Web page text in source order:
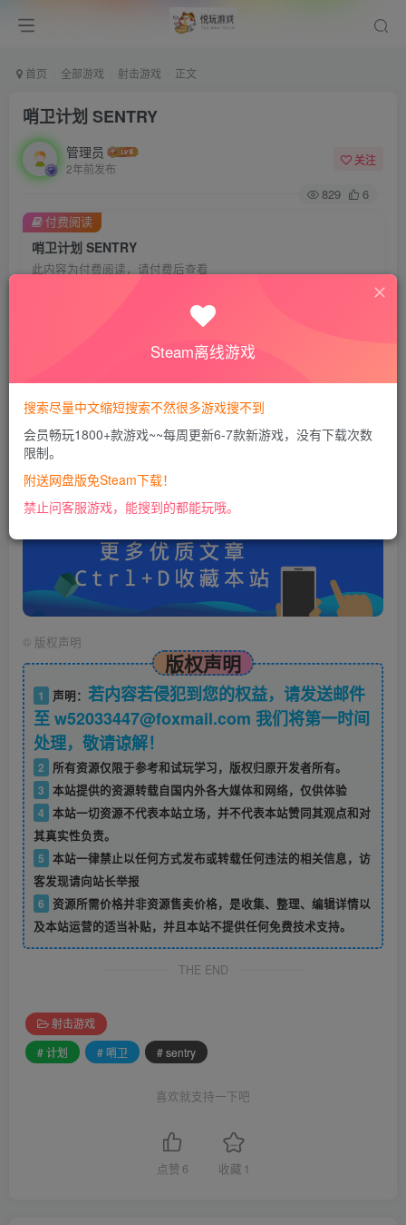
首页 全部游戏 射击游戏 正文
哨卫计划 SENTRY
管理员
2年前发布
关注
829 6
哨卫计划 SENTRY
此内容为付费阅读，请付费后查看
开通会员
付费阅读
账号密码错误或需要验证码，进售后扣裙1050974489
使用教程：
https://docs.qq.com/doc/DU0VHUUFRS2xDa1Jp
© 版权声明
版权声明
1 声明： 若内容若侵犯到您的权益，请发送邮件
至 w52033447@foxmail.com 我们将第一时间
处理，敬请谅解！
2
所有资源仅限于参考和试玩学习，版权归原开发者所有。
3 本站提供的资源转载自国内外各大媒体和网络，仅供体验
4 本站一切资源不代表本站立场，并不代表本站赞同其观点和对
其真实性负责。
5 本站一律禁止以任何方式发布或转载任何违法的相关信息，访
客发现请向站长举报
6
资源所需价格并非资源售卖价格，是收集、整理、编辑详情以
及本站运营的适当补贴，并且本站不提供任何免费技术支持。
THE END
射击游戏
# 计划
# 哨卫 # sentry
喜欢就支持一下吧
点赞 6 收藏 1
Steam离线游戏
搜索尽量中文缩短搜索不然很多游戏搜不到
会员畅玩1800+款游戏~~每周更新6-7款新游戏，没有下载次数
限制。
附送网盘版免Steam下载！
禁止问客服游戏，能搜到的都能玩哦。